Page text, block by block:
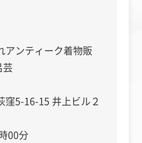
ンティーク着物販
5-16-15 井上ビル２
00分